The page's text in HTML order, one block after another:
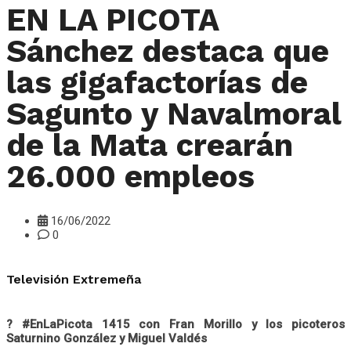
EN LA PICOTA
Sánchez destaca que
las gigafactorías de
Sagunto y Navalmoral
de la Mata crearán
26.000 empleos
16/06/2022
0
Televisión Extremeña
? #EnLaPicota 1415 con Fran Morillo y los picoteros
Saturnino González y Miguel Valdés